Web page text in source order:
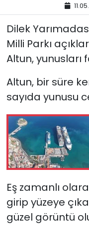
Dilek
Milli Parkı
Altun, yunusları
Altun, bir süre
sayıda yunusu
Eş zamanlı
girip yüzeye
güzel görüntü
SPOR
TEKNOLOJİ
YEREL
YEREL
Yurt